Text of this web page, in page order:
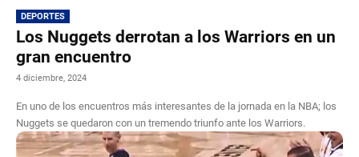
DEPORTES
Los Nuggets derrotan a los Warriors en un
gran encuentro
4 diciembre, 2024
En uno de los encuentros más interesantes de la jornada en la NBA; los
Nuggets se quedaron con un tremendo triunfo ante los Warriors.